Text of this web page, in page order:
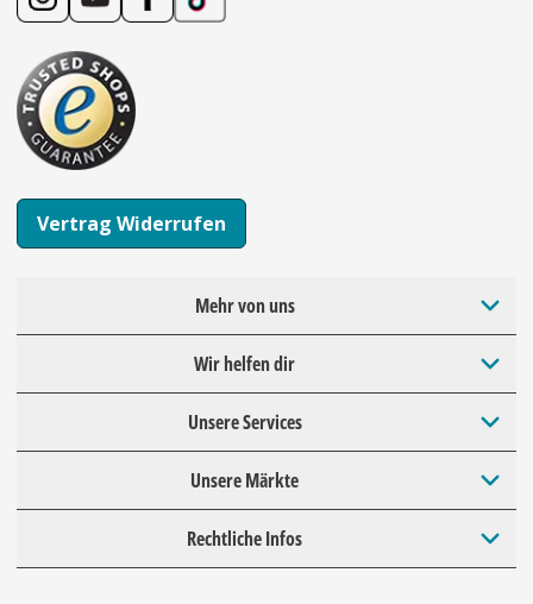
Vertrag Widerrufen
Mehr von uns
Wir helfen dir
Unsere Services
Unsere Märkte
Rechtliche Infos